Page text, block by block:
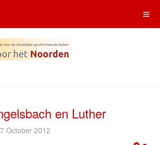
en Luther
October 2012